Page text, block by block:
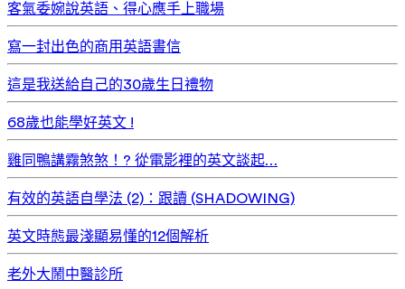
客氣委婉說英語、得心應手上職場
寫一封出色的商用英語書信
這是我送給自己的30歲生日禮物
68歲也能學好英文 !
雞同鴨講霧煞煞！? 從電影裡的英文談起…
有效的英語自學法 (2)：跟讀 (SHADOWING)
英文時態最淺顯易懂的12個解析
老外大鬧中醫診所